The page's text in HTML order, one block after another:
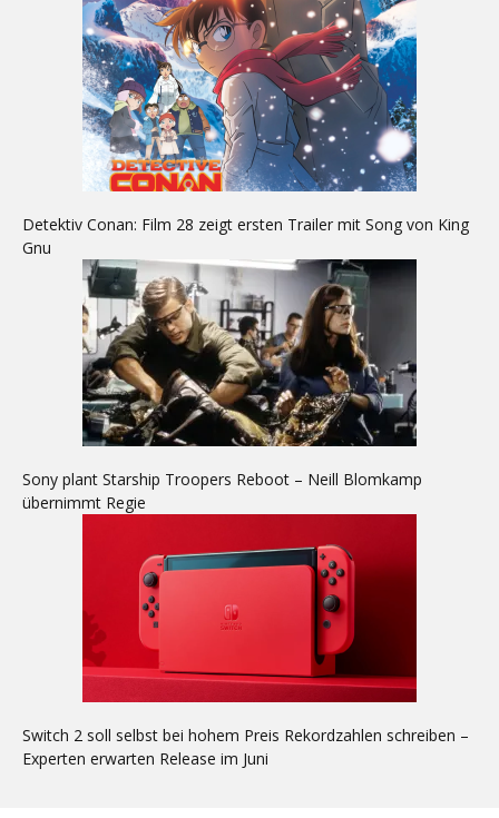
Detektiv Conan: Film 28 zeigt ersten Trailer mit Song von King
Gnu
Sony plant Starship Troopers Reboot – Neill Blomkamp
übernimmt Regie
Switch 2 soll selbst bei hohem Preis Rekordzahlen schreiben –
Experten erwarten Release im Juni